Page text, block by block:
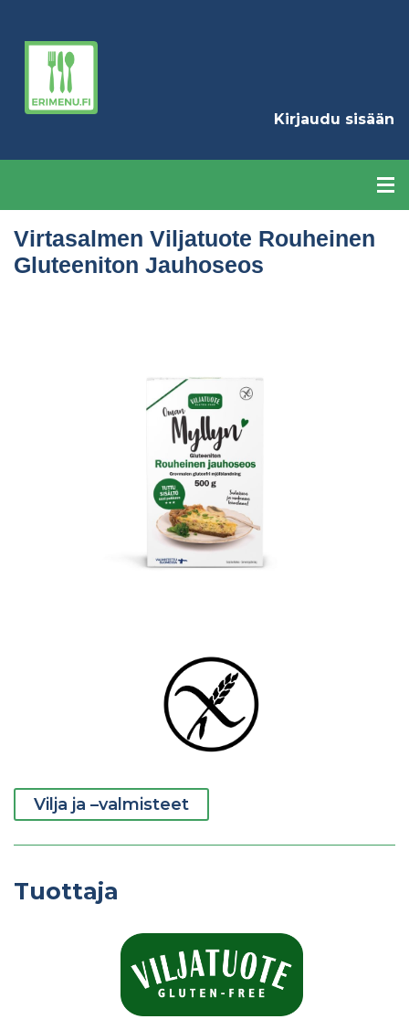
Kirjaudu sisään
Virtasalmen Viljatuote Rouheinen
Gluteeniton Jauhoseos
Vilja ja –valmisteet
Tuottaja